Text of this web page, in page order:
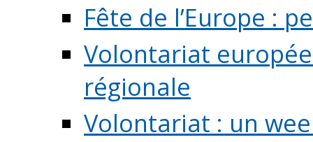
Fête de l’Europe :
Volontariat
régionale
Volontariat : un